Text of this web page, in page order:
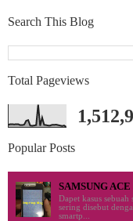
Search This Blog
Total Pageviews
Popular Posts
SAMSUNG
Dapet kasus
sering disebut
smartp...